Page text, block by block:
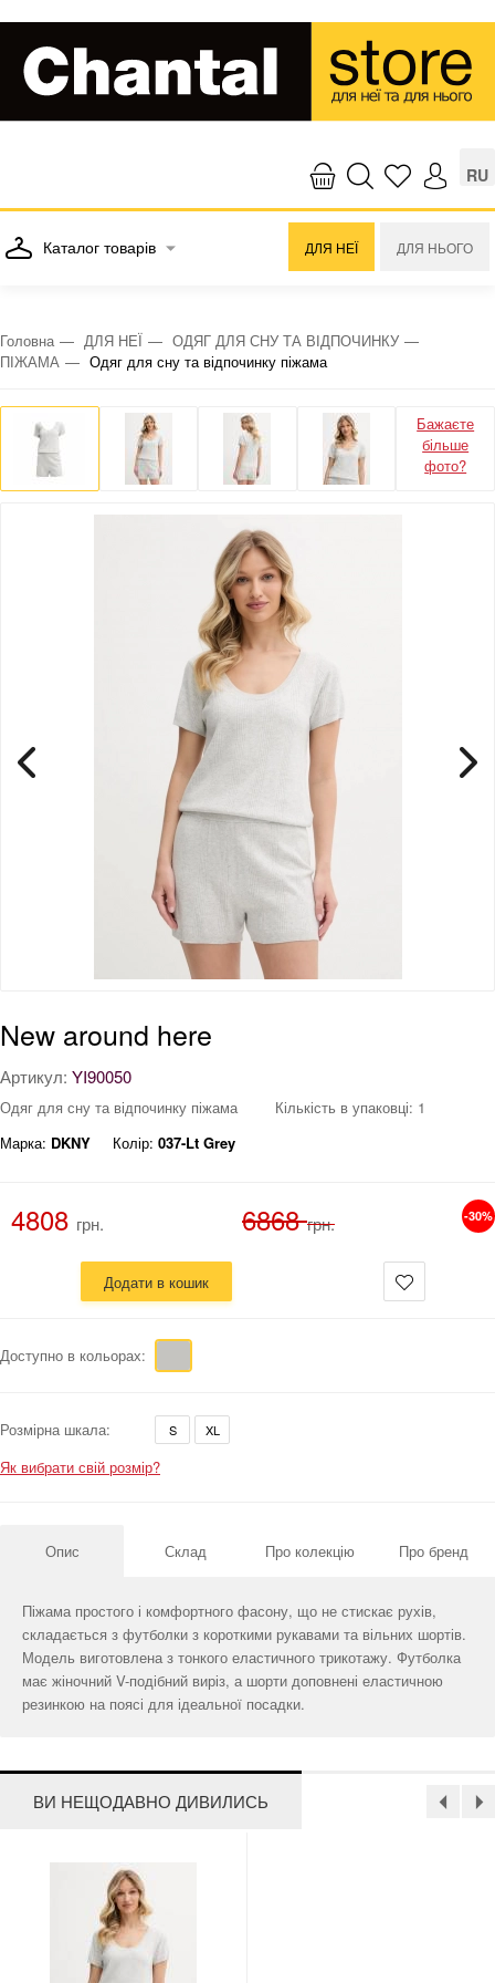
RU
Каталог товарів ДЛЯ НЕЇ ДЛЯ НЬОГО
Головна ДЛЯ НЕЇ
ОДЯГ ДЛЯ СНУ ТА ВІДПОЧИНКУ
ПІЖАМА
Одяг для сну та відпочинку піжама
Бажаєте
більше
фото?
New around here
Артикул: YI90050
Одяг для сну та відпочинку піжама
Кількість в упаковці: 1
Марка: DKNY Колір: 037-Lt Grey
4808 грн. 6868 грн. -30%
Додати в кошик
Доступно в кольорах:
Розмірна шкала: S XL
Як вибрати свій розмір?
Опис Склад Про колекцію Про бренд
Піжама простого і комфортного фасону, що не стискає рухів,
складається з футболки з короткими рукавами та вільних шортів.
Модель виготовлена ​​з тонкого еластичного трикотажу. Футболка
має жіночний V-подібний виріз, а шорти доповнені еластичною
резинкою на поясі для ідеальної посадки.
ВИ НЕЩОДАВНО ДИВИЛИСЬ